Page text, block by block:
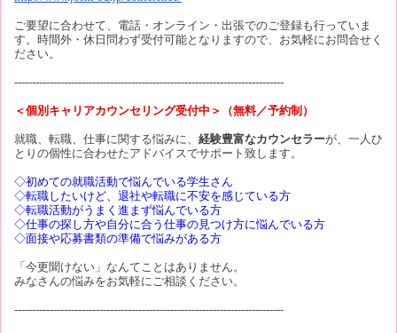
ご要望に合わせて、電話・オンライン・出張でのご登録も行っていま
す。時間外・休日問わず受付可能となりますので、お気軽にお問合せく
ださい。
----------------------------------------------------------------------------
＜個別キャリアカウンセリング受付中＞（無料／予約制）
就職、転職、仕事に関する悩みに、 経験豊富なカウンセラーが、一人ひ
とりの個性に合わせたアドバイスでサポート致します。
◇初めての就職活動で悩んでいる学生さん
◇転職したいけど、退社や転職に不安を感じている方
◇転職活動がうまく進まず悩んでいる方
◇仕事の探し方や自分に合う仕事の見つけ方に悩んでいる方
◇面接や応募書類の準備で悩みがある方
「今更聞けない」なんてことはありません。
みなさんの悩みをお気軽にご相談ください。
----------------------------------------------------------------------------